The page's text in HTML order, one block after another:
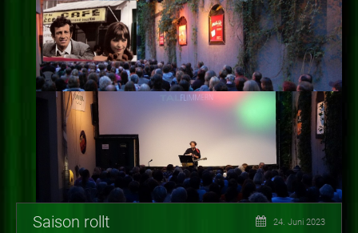
Saison rollt 24. Juni 2023